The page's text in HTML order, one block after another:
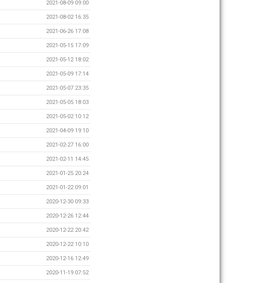
2021-08-09 09:00
2021-08-02 16:35
2021-06-26 17:08
2021-05-15 17:09
2021-05-12 18:02
2021-05-09 17:14
2021-05-07 23:35
2021-05-05 18:03
2021-05-02 10:12
2021-04-09 19:10
2021-02-27 16:00
2021-02-11 14:45
2021-01-25 20:24
2021-01-22 09:01
2020-12-30 09:33
2020-12-26 12:44
2020-12-22 20:42
2020-12-22 10:10
2020-12-16 12:49
2020-11-19 07:52